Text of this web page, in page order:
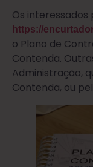
Os interessados
https://
o Plano de
Contenda.
Administração,
Contenda, ou